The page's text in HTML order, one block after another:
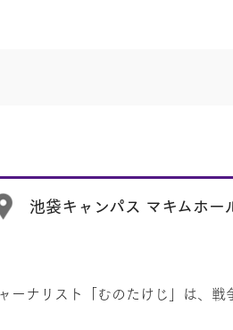
池袋キャンパス マキムホ
ナリスト「むのたけじ」は、戦